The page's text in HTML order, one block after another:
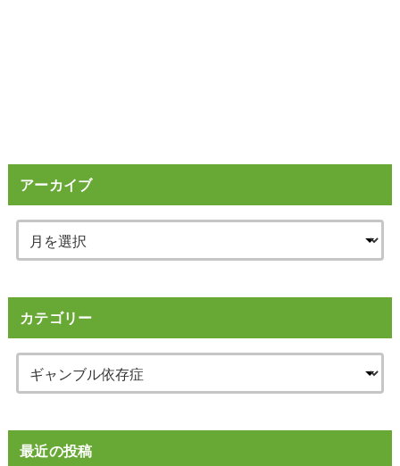
アーカイブ
カテゴリー
最近の投稿